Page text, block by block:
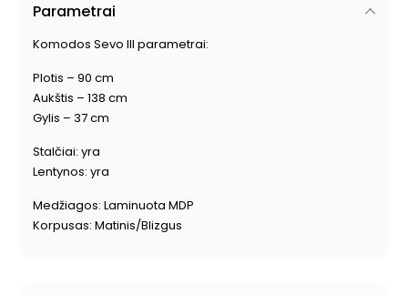
Parametrai
Komodos Sevo III parametrai:
Plotis – 90 cm
Aukštis – 138 cm
Gylis – 37 cm
Stalčiai: yra
Lentynos: yra
Medžiagos: Laminuota MDP
Korpusas: Matinis/Blizgus